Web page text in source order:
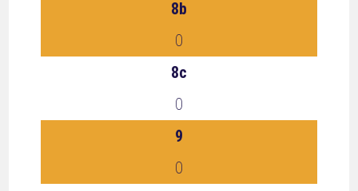
8b
0
8c
0
9
0